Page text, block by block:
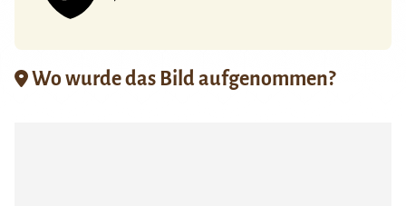
Wo wurde das Bild aufgenommen?